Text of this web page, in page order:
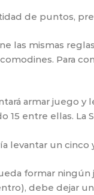
de puntos,
las mismas
Para
armar juego y
15 entre ellas. La
levantar un
formar ningún
debe dejar